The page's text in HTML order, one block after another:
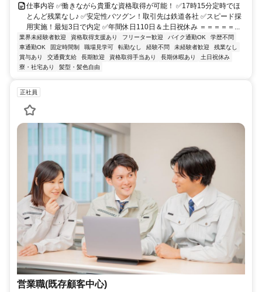
仕事内容 ✅働きながら貴重な資格取得が可能！ ✅17時15分定時でほ
とんど残業なし♪ ✅安定性バツグン！取引先は鉄道各社 ✅スピード採
用実施！最短3日で内定 ✅年間休日110日＆土日祝休み ＝＝＝＝＝...
業界未経験者歓迎 資格取得支援あり フリーター歓迎 バイク通勤OK
学歴不問
車通勤OK
固定時間制 職場見学可 転勤なし 経験不問 未経験者歓迎
残業なし
賞与あり
交通費支給 長期歓迎 資格取得手当あり 長期休暇あり
土日祝休み
寮・社宅あり
髪型・髪色自由
正社員
営業職(既存顧客中心)